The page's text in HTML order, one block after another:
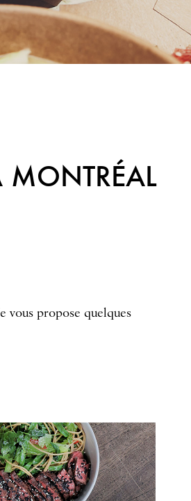
MONTRÉAL
vous propose quelques